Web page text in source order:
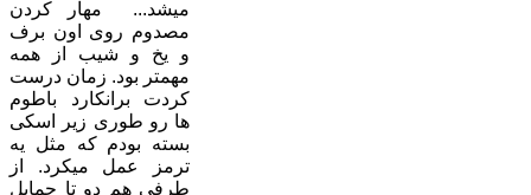
میشد... مهار کردن
مصدوم روی اون برف
و یخ و شیب از همه
مهمتر بود. زمان درست
کردت برانکارد باطوم
ها رو طوری زیر اسکی
بسته بودم که مثل یه
ترمز عمل میکرد. از
طرفی هم دو تا حمایل